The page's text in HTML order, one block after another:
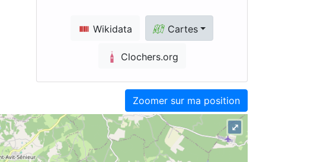
Wikidata Cartes
Clochers.org
Zoomer sur ma position
⤢